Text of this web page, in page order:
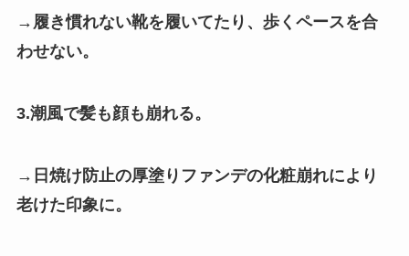
→履き慣れない靴を履いてたり、歩くペースを合
わせない。
3.潮風で髪も顔も崩れる。
→日焼け防止の厚塗りファンデの化粧崩れにより
老けた印象に。